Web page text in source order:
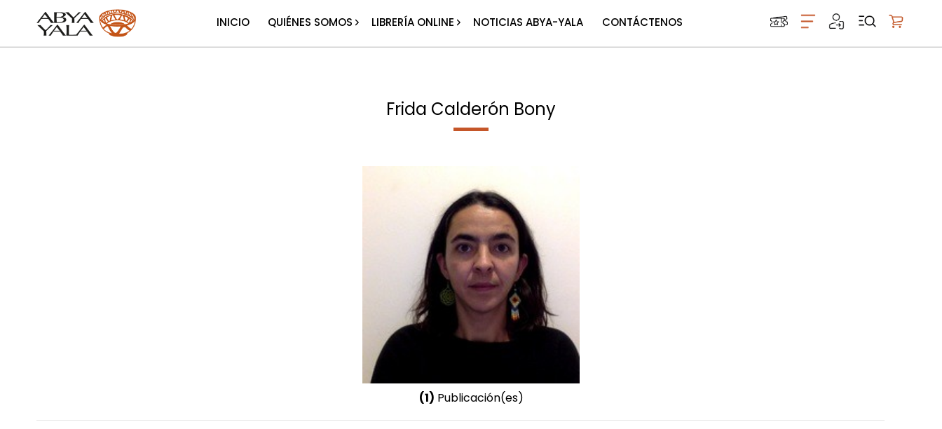
INICIO QUIÉNES SOMOS LIBRERÍA ONLINE NOTICIAS ABYA-YALA CONTÁCTENOS
Frida Calderón Bony
(1) Publicación(es)